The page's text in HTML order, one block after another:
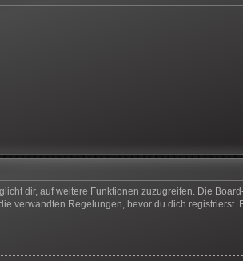
dir, auf weitere Funktionen zuzugreifen. Die
verwandten Regelungen, bevor du dich registrierst.